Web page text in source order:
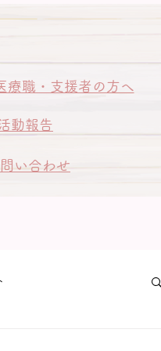
療職・支援者の方へ
動報告
い合わせ